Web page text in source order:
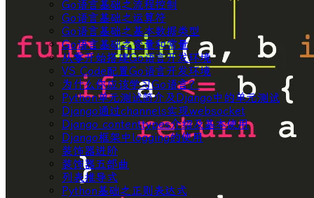
Go语言基础之流程控制
Go语言基础之运算符
Go语言基础之基本数据类型
Go语言基础之变量和常量
从零开始搭建Go语言开发环境
VS Code配置Go语言开发环境
为什么你应该学习Go语言？
Python单元测试简介及Django中的单元测试
Django通过channels实现websocket
Django contenttypes介绍及基本使用
Django框架中logging的使用
装饰器进阶
装饰器五部曲
列表推导式
Python基础之正则表达式